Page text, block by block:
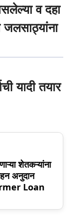
व दहा
जलसाठ्यांना
यादी तयार
शेतकऱ्यांना
अनुदान
Loan